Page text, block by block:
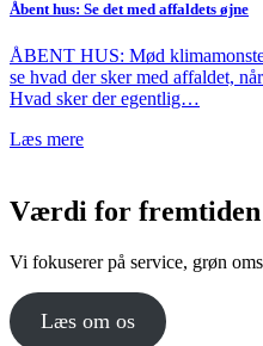
Åbent hus: Se det med affaldets øjne
ÅBENT HUS: Mød
se hvad der sker med affaldet,
Hvad sker der egentlig…
Læs mere
Værdi for fremtiden
Vi fokuserer på service, grøn
Læs om os